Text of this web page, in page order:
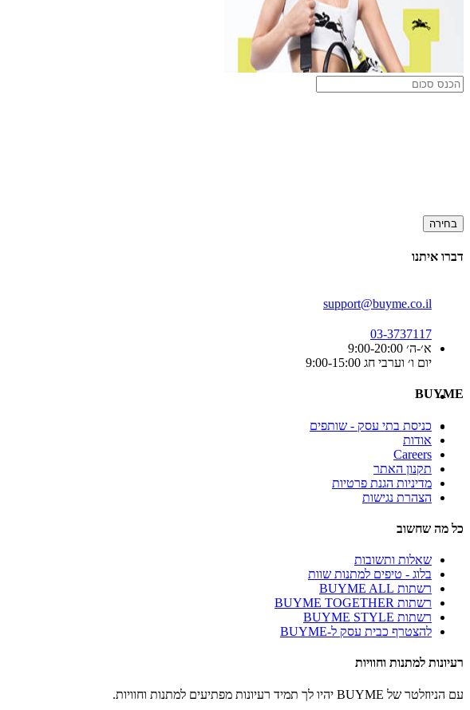
בחירה
דברו איתנו
support@buyme.co.il
03-3737117
א׳-ה׳ 9:00-20:00
יום ו׳ וערבי חג 9:00-15:00
BUYME
כניסת בתי עסק - שותפים
אודות
Careers
תקנון האתר
מדיניות הגנת פרטיות
הצהרת נגישות
כל מה שחשוב
שאלות ותשובות
בלוג - טיפים למתנות שוות
רשתות BUYME ALL
רשתות BUYME TOGETHER
רשתות BUYME STYLE
להצטרף כבית עסק ל-BUYME
רעיונות למתנות וחוויות
עם הניוזלטר של BUYME יהיו לך תמיד רעיונות מפתיעים למתנות וחוויות.